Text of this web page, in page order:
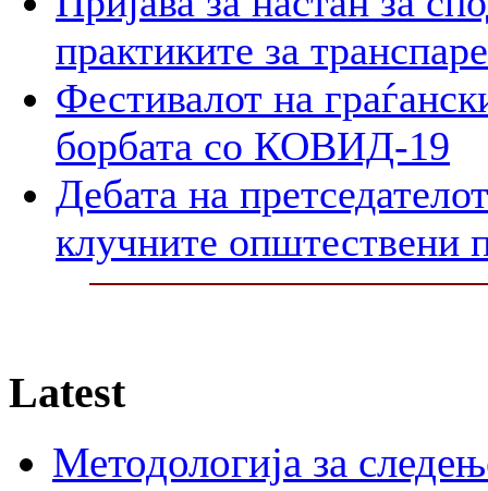
практиките за
Фестивалот на
борбата со КОВИД-19
Дебата на
клучните општествени
Latest
Методологија за